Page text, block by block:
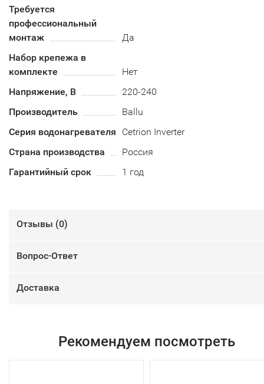
Требуется
профессиональный
монтаж
Да
Набор крепежа в
комплекте
Нет
Напряжение, В
220-240
Производитель
Ballu
Серия водонагревателя
Cetrion Inverter
Страна производства
Россия
Гарантийный срок
1 год
Отзывы (0)
Вопрос-Ответ
Доставка
Рекомендуем посмотреть